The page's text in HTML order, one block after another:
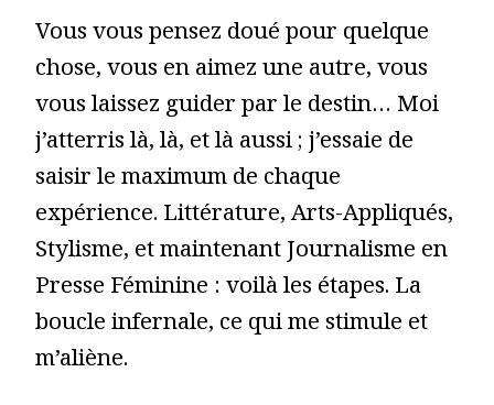
Vous vous pensez doué pour quelque
chose, vous en aimez une autre, vous
vous laissez guider par le destin… Moi
j’atterris là, là, et là aussi ; j’essaie de
saisir le maximum de chaque
expérience. Littérature, Arts-Appliqués,
Stylisme, et maintenant Journalisme en
Presse Féminine : voilà les étapes. La
boucle infernale, ce qui me stimule et
m’aliène.